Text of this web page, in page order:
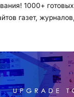
1000+
газет,